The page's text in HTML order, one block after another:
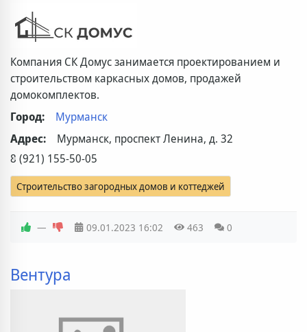
Компания СК Домус занимается проектированием и
строительством каркасных домов, продажей
домокомплектов.
Город:
Мурманск
Адрес:
Мурманск, проспект Ленина, д. 32
8 (921) 155-50-05
Строительство загородных домов и коттеджей
— 09.01.2023 16:02 463 0
Вентура